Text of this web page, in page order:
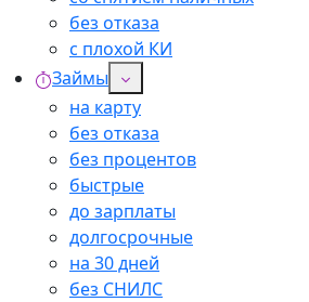
без отказа
с плохой КИ
Займы
на карту
без отказа
без процентов
быстрые
до зарплаты
долгосрочные
на 30 дней
без СНИЛС